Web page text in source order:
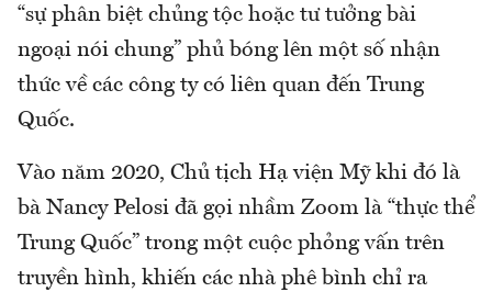
“sự phân biệt chủng tộc hoặc tư tưởng bài
ngoại nói chung” phủ bóng lên một số nhận
thức về các công ty có liên quan đến Trung
Quốc.
Vào năm 2020, Chủ tịch Hạ viện Mỹ khi đó là
bà Nancy Pelosi đã gọi nhầm Zoom là “thực thể
Trung Quốc” trong một cuộc phỏng vấn trên
truyền hình, khiến các nhà phê bình chỉ ra